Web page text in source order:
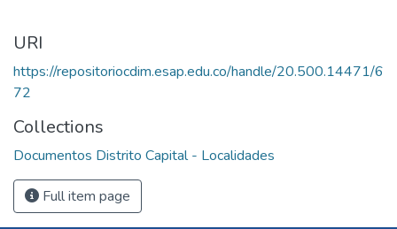
URI
https://repositoriocdim.esap.edu.co/handle/20.500.14471/6
72
Collections
Documentos Distrito Capital - Localidades
Full item page